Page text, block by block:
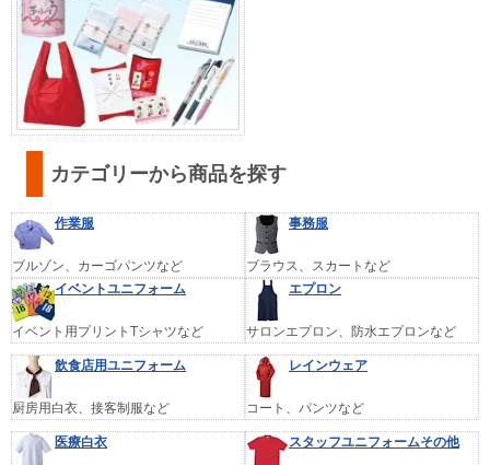
カテゴリーから商品を探す
作業服
ブルゾン、カーゴパンツなど
事務服
ブラウス、スカートなど
イベントユニフォーム
イベント用プリントTシャツなど
エプロン
サロンエプロン、防水エプロンなど
飲食店用ユニフォーム
厨房用白衣、接客制服など
レインウェア
コート、パンツなど
医療白衣 スタッフユニフォームその他